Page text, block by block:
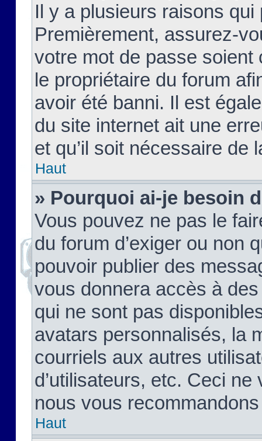
Il y a plusieurs raisons
Premièrement, assurez-
votre mot de passe soient
le propriétaire du forum
avoir été banni. Il est
du site internet ait une
et qu’il soit nécessaire de
Haut
» Pourquoi ai-je besoin
Vous pouvez ne pas le
du forum d’exiger ou non
pouvoir publier des
vous donnera accès à
qui ne sont pas
avatars personnalisés, la
courriels aux autres
d’utilisateurs, etc. Ceci
nous vous
Haut